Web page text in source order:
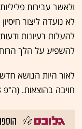
ולאשר עבירות
לא נועדה ליצור
להעלות רעיונות
להשפיע על הלך הרוח
לאור היות הנושא
חויבה בהוצאות. (ה"פ 250/08).